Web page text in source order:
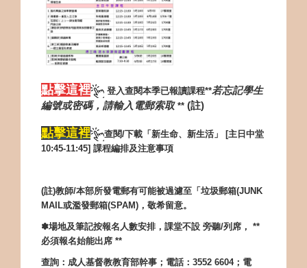
點擊這裡 登入查閱本季已報讀課程**若忘記學生
編號或密碼，請輸入電郵索取 ** (註)
點擊這裡 查閱/下載「新生命、新生活」 [主日中堂
10:45-11:45] 課程編排及注意事項
(註)教師/本部所發電郵有可能被過濾至「垃圾郵箱(JUNK
MAIL或濫發郵箱(SPAM) ，敬希留意。
✽場地及筆記按報名人數安排，課堂不設 旁聽/列席， **
必須報名始能出席 **
查詢：成人基督教教育部幹事；電話： 3552 6604；電